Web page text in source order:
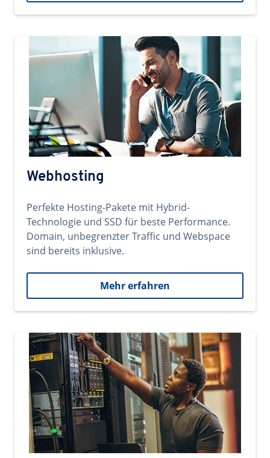
Webhosting
Perfekte Hosting-Pakete mit Hybrid-
Technologie und SSD für beste Performance.
Domain, unbegrenzter Traffic und Webspace
sind bereits inklusive.
Mehr erfahren